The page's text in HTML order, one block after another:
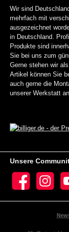
Wir sind
mehrfach mit
ausgezeichnet
in Deutschland.
Produkte sind
Sie bei uns zum
Gerne stehen wir
Artikel können Sie
auch gerne die
unserer Werkstatt
Unsere
Facebook Instagram